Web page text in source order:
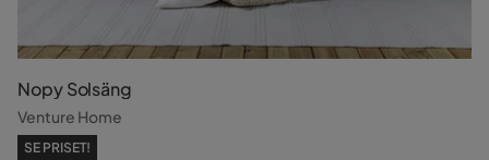
Nopy Solsäng
Venture Home
SE PRISET!